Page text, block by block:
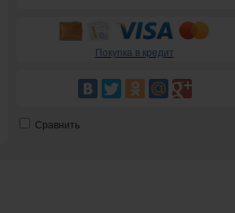
Покупка в кредит
Сравнить